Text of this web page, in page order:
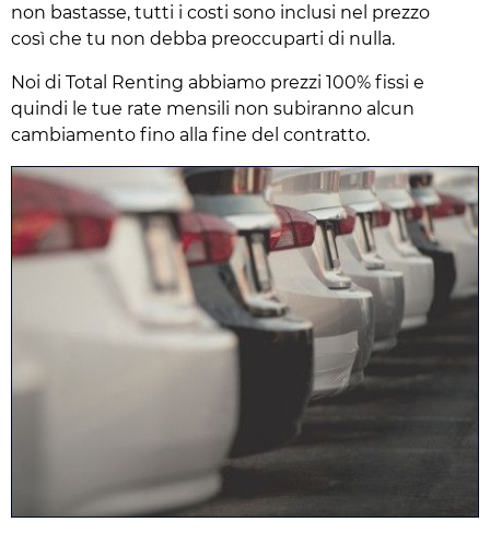
non bastasse, tutti i costi sono inclusi nel prezzo
così che tu non debba preoccuparti di nulla.
Noi di Total Renting abbiamo prezzi 100% fissi e
quindi le tue rate mensili non subiranno alcun
cambiamento fino alla fine del contratto.